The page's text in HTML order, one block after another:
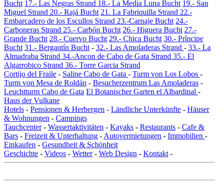
Bucht 17.- Las Negras Strand 18.- La Media Luna Bucht 19.- San
Miguel Strand 20.- Rajá Bucht 21. La Fabriquilla Strand 22.-
Embarcadero de los Escullos Strand 23.-Carnaje Bucht 24.-
Carboneras Strand 25.- Carbón Bucht 26.- Higuera Bucht 27.-
Grande Bucht 28.- Cuervo Bucht 29.- Chica Bucht 30.- Príncipe
Bucht 31.- Bergantín Bucht - 32.- Las Amoladeras Strand - 33.- La
Almadraba Strand 34.-Ancon de Cabo de Gata Strand 35.- El
Algarrobico Strand 36.- Torre Garcia Strand
Cortijo del Fraile - Saline Cabo de Gata - Turm von Los Lobos -
Turm von Mesa de Roldán - Besucherzentrum Las Amoladeras -
Leuchtturm Cabo de Gata El Botanischer Garten el Albardinal -
Haus der Vulkane
Hotels - Pensionen & Herbergen - Ländliche Unterkünfte - Häuser
& Wohnungen - Campings
Tauchcenter- Wassertaktivitäten - Kayaks - Restaurants - Cafe &
Bars - Freizeit & Unterhaltung - Autovermietungen - Immobilien -
Einkaufen - Gesundheit & Schönheit
Geschichte - Videos - Wetter- Web Design - Kontakt -